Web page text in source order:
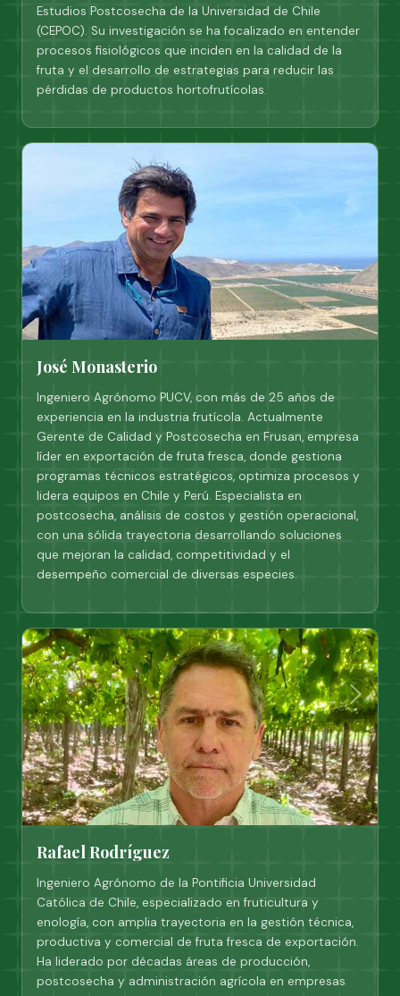
Estudios Postcosecha de la Universidad de Chile
(CEPOC). Su investigación se ha focalizado en entender
procesos fisiológicos que inciden en la calidad de la
fruta y el desarrollo de estrategias para reducir las
pérdidas de productos hortofrutícolas.
José Monasterio
Ingeniero Agrónomo PUCV, con más de 25 años de
experiencia en la industria frutícola. Actualmente
Gerente de Calidad y Postcosecha en Frusan, empresa
líder en exportación de fruta fresca, donde gestiona
programas técnicos estratégicos, optimiza procesos y
lidera equipos en Chile y Perú. Especialista en
postcosecha, análisis de costos y gestión operacional,
con una sólida trayectoria desarrollando soluciones
que mejoran la calidad, competitividad y el
desempeño comercial de diversas especies.
Rafael Rodríguez
Ingeniero Agrónomo de la Pontificia Universidad
Católica de Chile, especializado en fruticultura y
enología, con amplia trayectoria en la gestión técnica,
productiva y comercial de fruta fresca de exportación.
Ha liderado por décadas áreas de producción,
postcosecha y administración agrícola en empresas